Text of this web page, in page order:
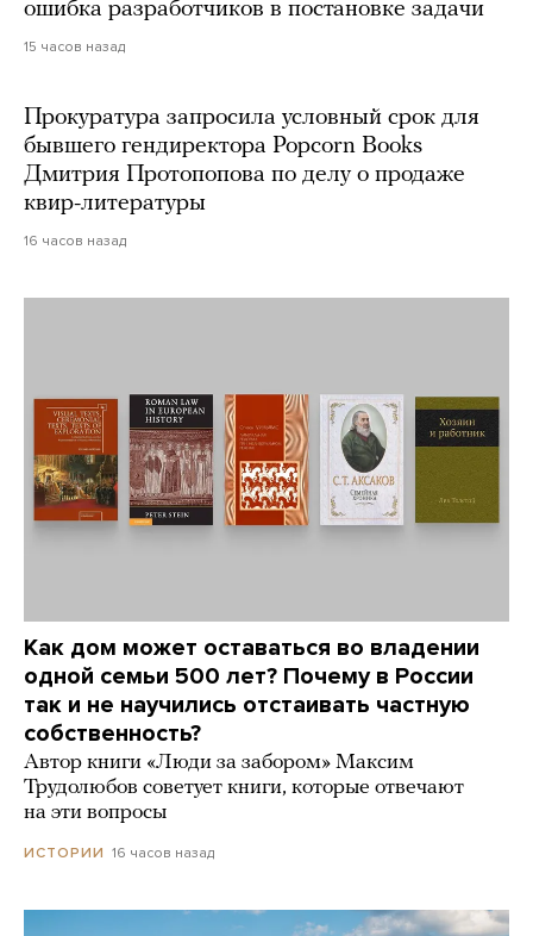
ошибка разработчиков в постановке задачи
15 часов назад
Прокуратура запросила условный срок для
бывшего гендиректора Popcorn Books
Дмитрия Протопопова по делу о продаже
квир-литературы
16 часов назад
Как дом может оставаться во владении
одной семьи 500 лет? Почему в России
так и не научились отстаивать частную
собственность?
Автор книги «Люди за забором» Максим
Трудолюбов советует книги, которые отвечают
на эти вопросы
ИСТОРИИ 16 часов назад